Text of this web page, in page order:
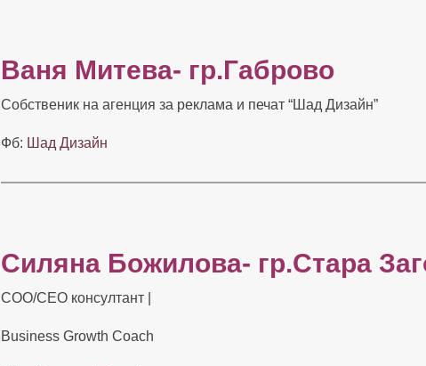
Ваня Митева- гр.Габрово
Собственик на агенция за реклама и печат “Шад Дизайн”
Фб: Шад Дизайн
Силяна Божилова- гр.Стара
COO/CEO консултант |
Business Growth Coach